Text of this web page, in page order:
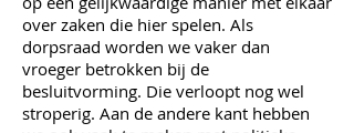
over zaken die hier spelen. Als
dorpsraad worden we vaker dan
vroeger betrokken bij de
besluitvorming. Die verloopt nog wel
stroperig. Aan de andere kant hebben